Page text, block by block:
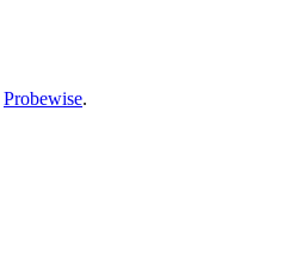
Probewise.